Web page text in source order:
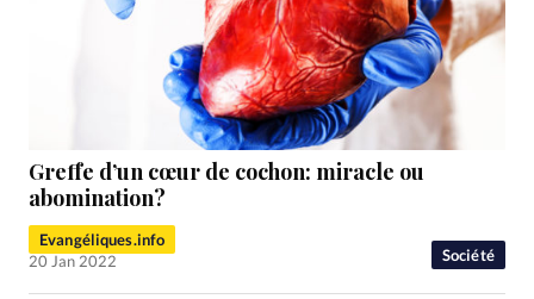
Société
Greffe d’un cœur de cochon: miracle ou
abomination?
Evangéliques.info
20 Jan 2022